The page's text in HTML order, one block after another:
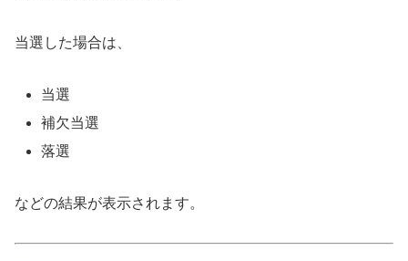
当選した場合は、
当選
補欠当選
落選
などの結果が表示されます。